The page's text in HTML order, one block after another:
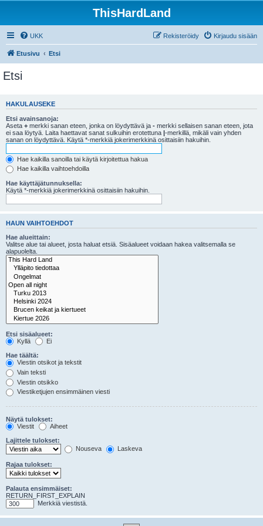
ThisHardLand
UKK Kirjaudu sisään
Rekisteröidy
Etusivu Etsi
Etsi
HAKULAUSEKE
Etsi avainsanoja:
Aseta + merkki sanan eteen, jonka on löydyttävä ja - merkki sellaisen sanan eteen, jota
ei saa löytyä. Laita haettavat sanat sulkuihin erotettuna |-merkillä, mikäli vain yhden
sanan on löydyttävä. Käytä *-merkkiä jokerimerkkinä osittaisiin hakuihin.
Hae kaikilla sanoilla tai käytä kirjoitettua hakua
Hae kaikilla vaihtoehdoilla
Hae käyttäjätunnuksella:
Käytä *-merkkiä jokerimerkkinä osittaisiin hakuihin.
HAUN VAIHTOEHDOT
Hae alueittain:
Valitse alue tai alueet, josta haluat etsiä. Sisäalueet voidaan hakea valitsemalla se
alapuolelta.
Etsi sisäalueet:
Kyllä
Ei
Hae täältä:
Viestin otsikot ja tekstit
Vain teksti
Viestin otsikko
Viestiketjujen ensimmäinen viesti
Näytä tulokset:
Viestit
Aiheet
Lajittele tulokset:
Nouseva
Laskeva
Rajaa tulokset:
Palauta ensimmäiset:
RETURN_FIRST_EXPLAIN
Merkkiä viestistä.